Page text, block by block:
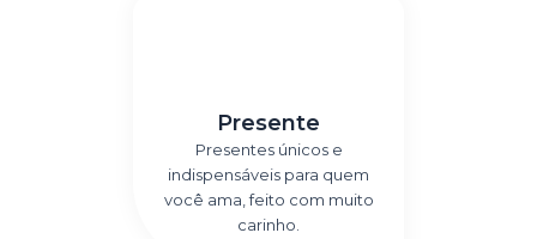
Presente
Presentes únicos e
indispensáveis para quem
você ama, feito com muito
carinho.